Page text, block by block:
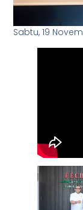
Sabtu, 19